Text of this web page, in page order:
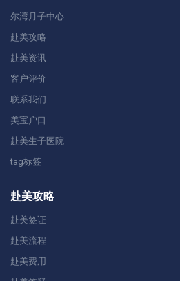
尔湾月子中心
赴美攻略
赴美资讯
客户评价
联系我们
美宝户口
赴美生子医院
tag标签
赴美攻略
赴美签证
赴美流程
赴美费用